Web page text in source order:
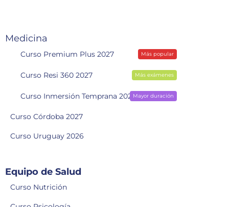
Medicina
Curso Premium Plus 2027 Más popular
Curso Resi 360 2027 Más exámenes
Curso Inmersión Temprana 2028Mayor duración
Curso Córdoba 2027
Curso Uruguay 2026
Equipo de Salud
Curso Nutrición